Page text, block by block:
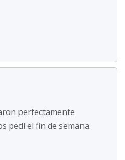
perfectamente
pedí el fin de semana.